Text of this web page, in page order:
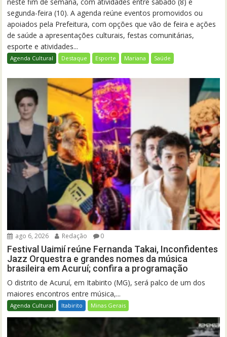
segunda-feira (10). A agenda reúne eventos promovidos ou
apoiados pela Prefeitura, com opções que vão de feira e ações
de saúde a apresentações culturais, festas comunitárias,
esporte e atividades...
Agenda Cultural Destaque Esporte Mariana Saúde
ago 6, 2026 Redação 0
Festival Uaimií reúne Fernanda Takai, Inconfidentes
Jazz Orquestra e grandes nomes da música
brasileira em Acuruí; confira a programação
O distrito de Acuruí, em Itabirito (MG), será palco de um dos
maiores encontros entre música,...
Agenda Cultural Itabirito Minas Gerais